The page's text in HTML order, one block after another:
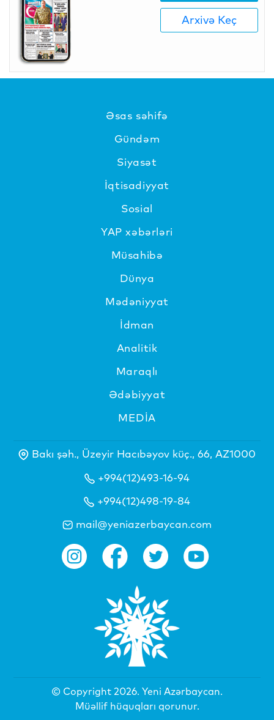
Arxivə Keç
Əsas səhifə
Gündəm
Siyasət
İqtisadiyyat
Sosial
YAP xəbərləri
Müsahibə
Dünya
Mədəniyyat
İdman
Analitik
Maraqlı
Ədəbiyyat
MEDİA
Bakı şəh., Üzeyir Hacıbəyov küç., 66, AZ1000
+994(12)493-16-94
+994(12)498-19-84
mail@yeniazerbaycan.com
© Copyright 2026. Yeni Azərbaycan.
Müəllif hüquqları qorunur.